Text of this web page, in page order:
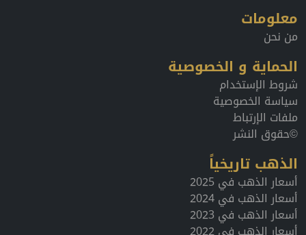
معلومات
من نحن
الحماية و الخصوصية
شروط الإستخدام
سياسة الخصوصية
ملفات الإرتباط
©حقوق النشر
الذهب تاريخياً
أسعار الذهب في 2025
أسعار الذهب في 2024
أسعار الذهب في 2023